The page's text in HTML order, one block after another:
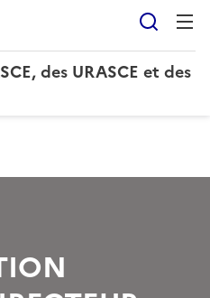
des URASCE et des